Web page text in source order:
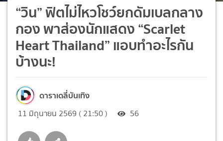
“วิน” ฟิตไม่ไหวโชว์ยกดัมเบลกลาง
กอง พาส่องนักแสดง “Scarlet
Heart Thailand” แอบทำอะไรกัน
บ้างนะ!
ดาราเดลี่บันเทิง
11 มิถุนายน 2569 ( 21:50 ) 56